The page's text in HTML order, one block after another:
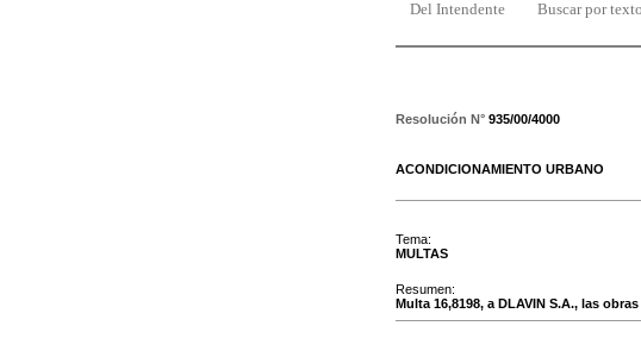
Del Intendente Buscar por texto
Resolución N° 935/00/4000
ACONDICIONAMIENTO URBANO
Tema:
MULTAS
Resumen:
Multa 16,8198, a DLAVIN S.A., las